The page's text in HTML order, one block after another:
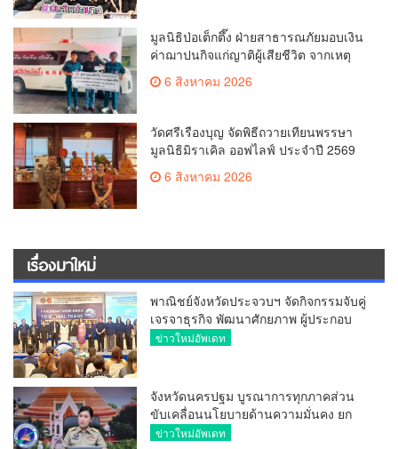
มูลนิธิป่อเต็กตึ๊ง ฝ่ายสาธารณภัยมอบเงิน
ค่าฌาปนกิจแก่ญาติผู้เสียชีวิต จากเหตุ
20,000 บาท
6 สิงหาคม 2026
วัดศรีเรืองบุญ จัดพิธีถวายเทียนพรรษา
มูลนิธิมิราเคิล ออฟไลฟ์ ประจำปี 2569
ประธาน
6 สิงหาคม 2026
เรื่องมาใหม่
พาณิชย์จังหวัดประจวบฯ จัดกิจกรรมจับคู่
เจรจาธุรกิจ พัฒนาศักยภาพ ผู้ประกอบ
การ ขยายช่องทางการค้า สู่การค้า
ข่าวใหม่อัพเดท
จังหวัดนครปฐม บูรณาการทุกภาคส่วน
ขับเคลื่อนนโยบายด้านความมั่นคง ยก
ระดับการป้องกันอาชญากรรมทาง
ข่าวใหม่อัพเดท